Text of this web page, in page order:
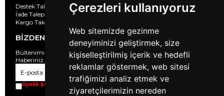
Çerezleri kullanıyoruz
Web sitemizde gezinme
deneyiminizi geliştirmek, size
kişiselleştirilmiş içerik ve hedefli
reklamlar göstermek, web sitesi
trafiğimizi analiz etmek ve
ziyaretçilerimizin nereden
Destek Taleplerim
İade Taleplarim
Kargo Takibi
BİZDEN HABERLER
Bültenimize Üye Olun ! Tüm İndirim ve Fırsatlardan İlk Sizin
Haberiniz Olsun !
Gönder
Üyelik koşullarını kişisel verilerimin